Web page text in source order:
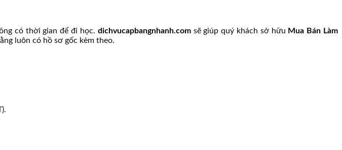
có thời gian để đi học. dichvucapbangnhanh.comsẽ giúp quý khách sở hữu Mua Bán Làm
luôn có hồ sơ gốc kèm theo.